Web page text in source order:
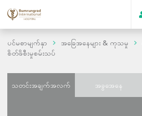
ပင်မစာမျက်နှာ အခြေအနေများ & ကုသမှု
စိတ်ဖိစီးမှုစမ်းသပ်
သတင်းအချက်အလက် အခွအေနေ